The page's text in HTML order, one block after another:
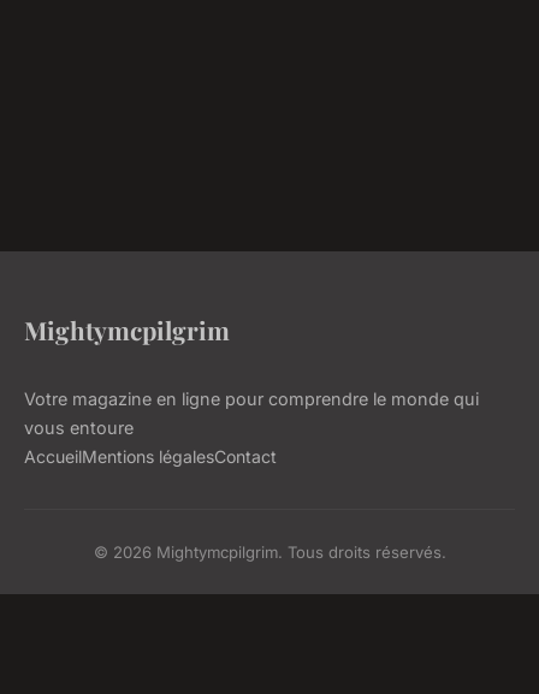
Mightymcpilgrim
Votre magazine en ligne pour comprendre le monde qui
vous entoure
AccueilMentions légalesContact
© 2026 Mightymcpilgrim. Tous droits réservés.